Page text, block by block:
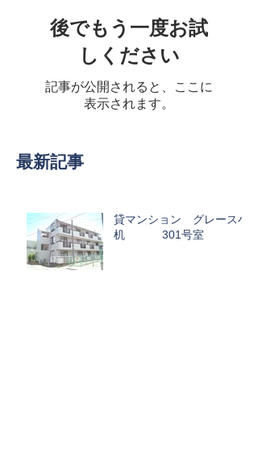
後でもう一度お試
しください
記事が公開されると、ここに
表示されます。
最新記事
貸マンション グレース小
机 301号室